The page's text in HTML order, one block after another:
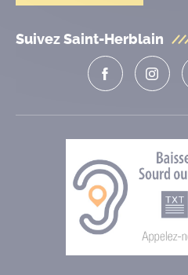
Suivez Saint-Herblain